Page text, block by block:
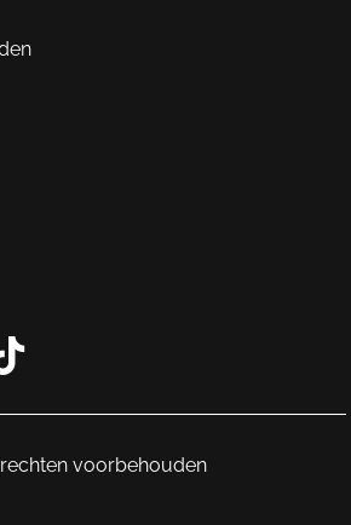
van
Tiktok van
voorbehouden